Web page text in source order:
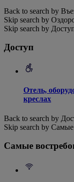
Back to search by
Skip search by
Skip search by
Доступ
Отель,
креслах
Back to search by
Skip search by
Самые